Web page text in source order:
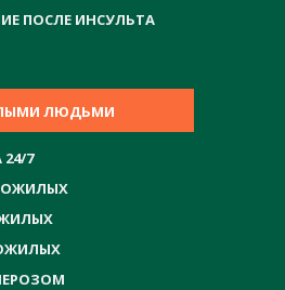
ПОСЛЕ ИНСУЛЬТА
ЛЮДЬМИ
7